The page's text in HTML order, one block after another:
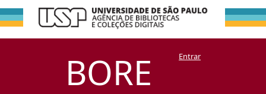
BORE
Busca no Acervo
DSpace/Manakin + CoriscoEntrar